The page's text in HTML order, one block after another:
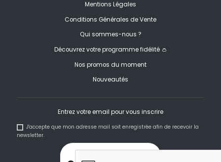
Mentions Légales
Conditions Générales de Vente
Qui sommes-nous ?
Découvrez votre programme fidélité 👛
Nos promos du moment
Nouveautés
Entrez votre email pour vous inscrire
J'accepte que mon adresse mail soit enregistrée afin de recevoir la
newsletter.